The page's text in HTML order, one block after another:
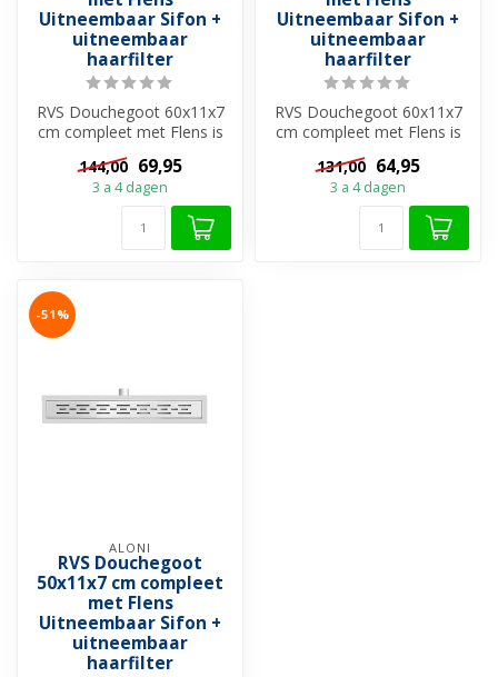
Uitneembaar Sifon +
uitneembaar
haarfilter
RVS Douchegoot 60x11x7
cm compleet met Flens is
zoek...
144,00 69,95
3 a 4 dagen
Uitneembaar Sifon +
uitneembaar
haarfilter
RVS Douchegoot 60x11x7
cm compleet met Flens is
zoek...
131,00 64,95
3 a 4 dagen
-51%
ALONI
RVS Douchegoot
50x11x7 cm compleet
met Flens
Uitneembaar Sifon +
uitneembaar
haarfilter